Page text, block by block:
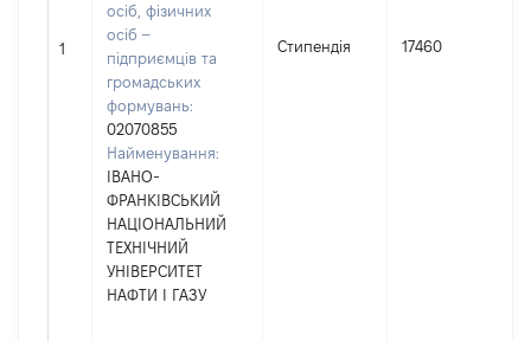
1
осіб, фізичних
осіб –
підприємців та
громадських
формувань:
02070855
Найменування:
ІВАНО-
ФРАНКІВСЬКИЙ
НАЦІОНАЛЬНИЙ
ТЕХНІЧНИЙ
УНІВЕРСИТЕТ
НАФТИ І ГАЗУ
Стипендія 17460